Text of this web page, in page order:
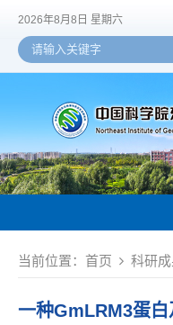
2026年8月8日 星期六
当前位置： 首页 科研
一种GmLRM3蛋